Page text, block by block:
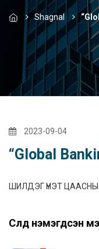
Shagnal
2023-09-04
“Global
ШИЛДЭГ ҮНЭТ
Сүүлд нэмэгдсэн